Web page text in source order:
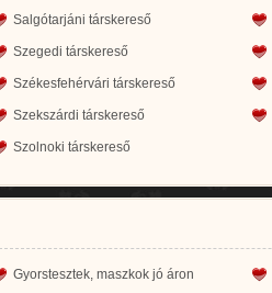
Salgótarjáni társkereső
Szegedi társkereső
Székesfehérvári társkereső
Szekszárdi társkereső
Szolnoki társkereső
Gyorstesztek, maszkok jó áron